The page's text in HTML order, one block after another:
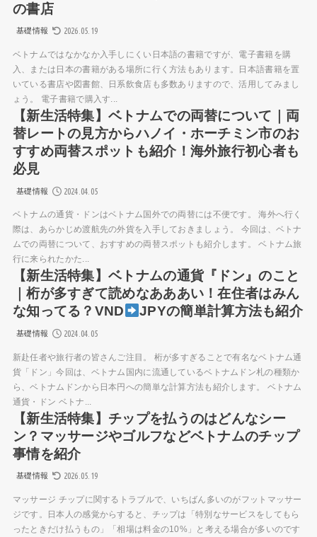
の書店
基礎情報 2026.05.19
ベトナムではなかなか入手しにくい日本語の書籍ですが、電子書籍を購
入、または日本の書籍がある場所に行く方法もあります。日本語書籍を置
いている書店や図書館、日系飲食店も多数ありますので、活用してみまし
ょう。 電子書籍で購入す...
【新生活特集】ベトナムでの両替について｜両
替レートの見方からハノイ・ホーチミン市のお
すすめ両替スポットも紹介！海外旅行初心者も
必見
基礎情報 2024.04.05
ベトナムの通貨・ドンはベトナム国外での両替には不便です。 海外へ行く
際は、あらかじめ渡航先の外貨を入手しておきましょう。 今回は、ベトナ
ムでの両替について、おすすめの両替スポットも紹介します。 ベトナム旅
行に来られたかた...
【新生活特集】ベトナムの通貨『ドン』のこと
｜桁が多すぎて読めなあああい！在住者はみん
な知ってる？VND
JPYの簡単計算方法も紹介
基礎情報 2024.04.05
新赴任者や旅行者の皆さんご注目。 桁が多すぎることで有名なベトナム通
貨「ドン」今回は、ベトナム国内に流通しているベトナムドン札の種類か
ら、ベトナムドンから日本円への簡単な計算方法も紹介します。 ベトナム
通貨・ドン ベトナ...
【新生活特集】チップを払うのはどんなシー
ン？マッサージやゴルフなどベトナムのチップ
事情を紹介
基礎情報 2026.05.19
マッサージ チップに関するトラブルで、いちばん多いのがフットマッサー
ジです。日本人の感覚からすると、チップは「特別なサービスをしてもら
ったときだけ払うもの」「相場は料金の10%」と考える場合が多いのです